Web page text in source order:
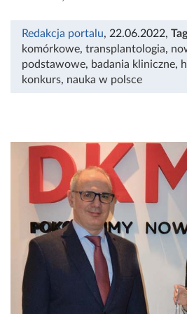
Redakcja portalu, 22.06.2022,
komórkowe, transplantologia,
podstawowe, badania kliniczne,
konkurs, nauka w polsce